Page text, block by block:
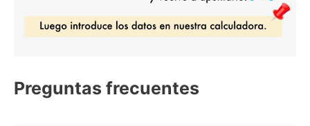
Preguntas frecuentes